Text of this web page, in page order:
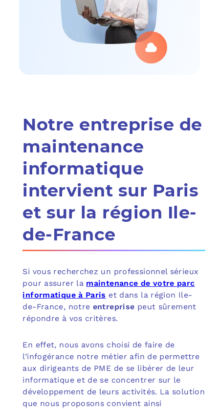
Notre entreprise de
maintenance
informatique
intervient sur Paris
et sur la région Ile-
de-France
Si vous recherchez un professionnel sérieux
pour assurer la maintenance de votre parc
informatique à Paris et dans la région Ile-
de-France, notre entreprise peut sûrement
répondre à vos critères.
En effet, nous avons choisi de faire de
l’infogérance notre métier afin de permettre
aux dirigeants de PME de se libérer de leur
informatique et de se concentrer sur le
développement de leurs activités. La solution
que nous proposons convient ainsi